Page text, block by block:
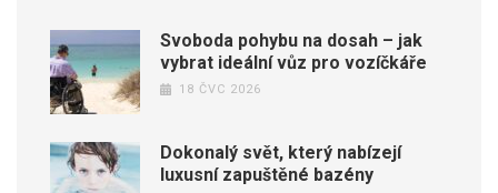
Svoboda pohybu na dosah – jak
vybrat ideální vůz pro vozíčkáře
18 ČVC 2026
Dokonalý svět, který nabízejí
luxusní zapuštěné bazény